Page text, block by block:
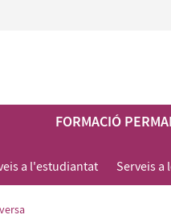
FORMACIÓ
a l'estudiantat Serveis a